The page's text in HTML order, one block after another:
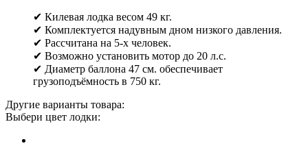
✔ Килевая лодка весом 49 кг.
✔ Комплектуется надувным дном низкого давления.
✔ Рассчитана на 5-х человек.
✔ Возможно установить мотор до 20 л.с.
✔ Диаметр баллона 47 см. обеспечивает
грузоподъёмность в 750 кг.
Другие варианты товара:
Выбери цвет лодки: